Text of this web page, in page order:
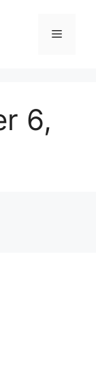
Menu
6,